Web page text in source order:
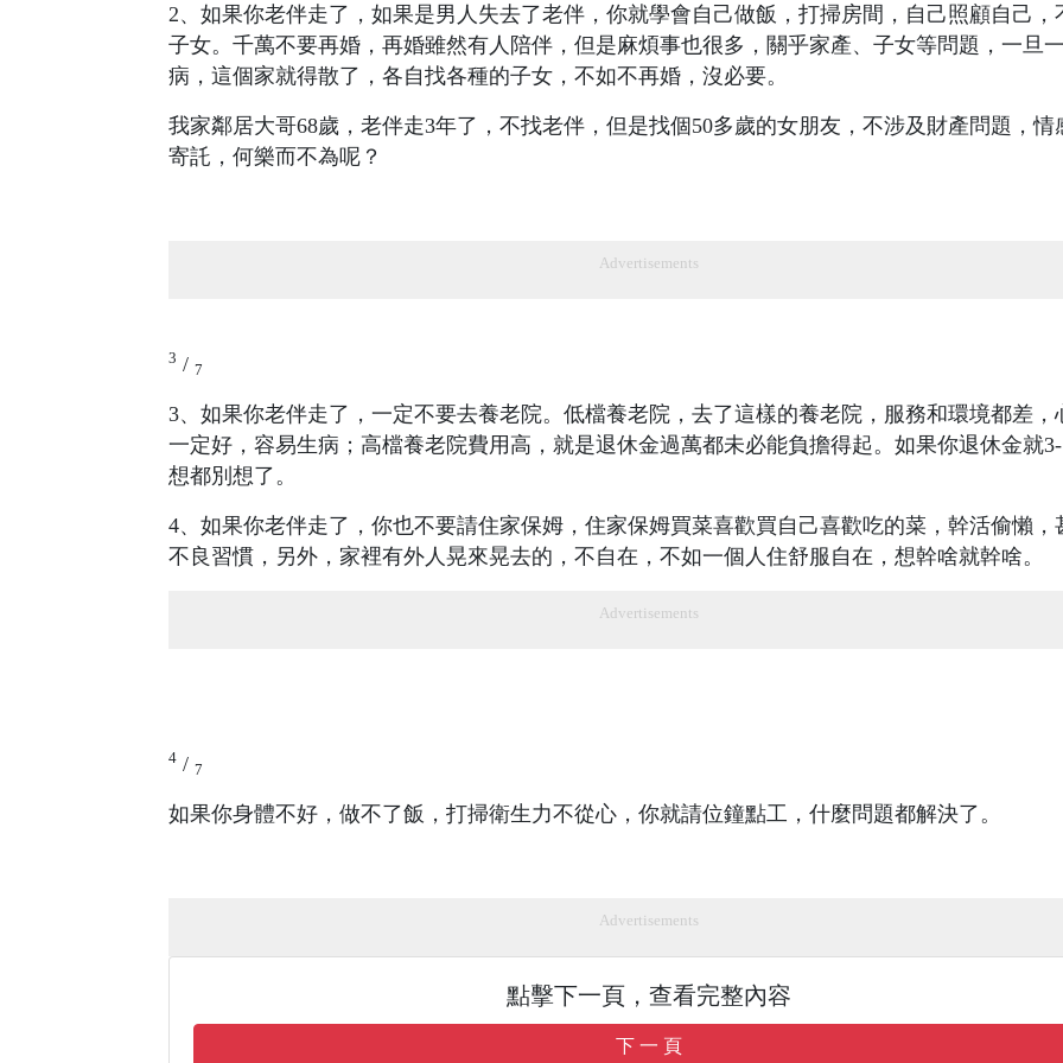
2、如果你老伴走了，如果是男人失去了老伴，你就學會自己做飯，打掃房間，自己照顧自己，
子女。千萬不要再婚，再婚雖然有人陪伴，但是麻煩事也很多，關乎家產、子女等問題，一旦
病，這個家就得散了，各自找各種的子女，不如不再婚，沒必要。
我家鄰居大哥68歲，老伴走3年了，不找老伴，但是找個50多歲的女朋友，不涉及財產問題，情
寄託，何樂而不為呢？
Advertisements
3 / 7
3、如果你老伴走了，一定不要去養老院。低檔養老院，去了這樣的養老院，服務和環境都差，
一定好，容易生病；高檔養老院費用高，就是退休金過萬都未必能負擔得起。如果你退休金就
想都別想了。
4、如果你老伴走了，你也不要請住家保姆，住家保姆買菜喜歡買自己喜歡吃的菜，幹活偷懶，
不良習慣，另外，家裡有外人晃來晃去的，不自在，不如一個人住舒服自在，想幹啥就幹啥。
Advertisements
4 / 7
如果你身體不好，做不了飯，打掃衛生力不從心，你就請位鐘點工，什麼問題都解決了。
Advertisements
點擊下一頁，查看完整內容
下 一 頁